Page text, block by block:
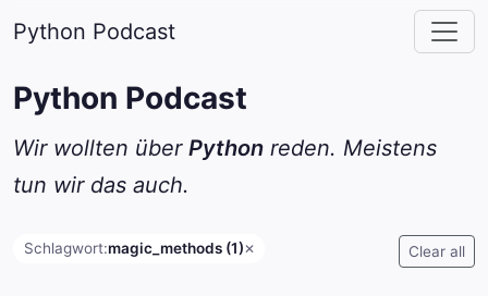
Python Podcast
Python Podcast
Wir wollten über Python reden. Meistens
tun wir das auch.
Schlagwort:magic_methods (1)✕ Clear all